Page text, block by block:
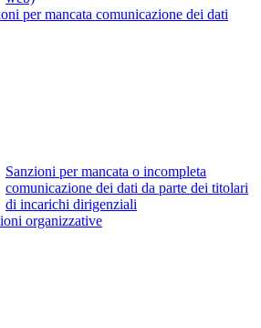
per mancata comunicazione dei dati
Sanzioni per mancata o incompleta
comunicazione dei dati da parte dei titolari
di incarichi dirigenziali
organizzative